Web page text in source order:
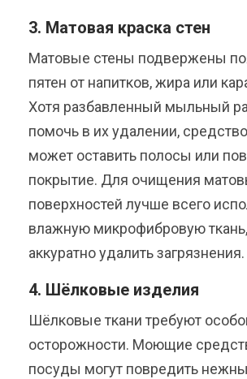
3. Матовая краска стен
Матовые стены подвержены
пятен от напитков, жира или
Хотя разбавленный мыльный
помочь в их удалении,
может оставить полосы или
покрытие. Для очищения
поверхностей лучше всего
влажную микрофибровую
аккуратно удалить загрязнения.
4. Шёлковые изделия
Шёлковые ткани требуют
осторожности. Моющие
посуды могут повредить